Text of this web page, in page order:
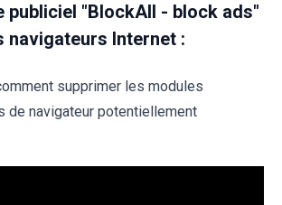
publiciel "BlockAll - block ads"
navigateurs Internet :
supprimer les modules
de navigateur potentiellement